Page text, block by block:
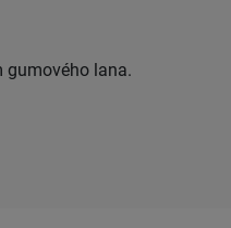
gumového lana.